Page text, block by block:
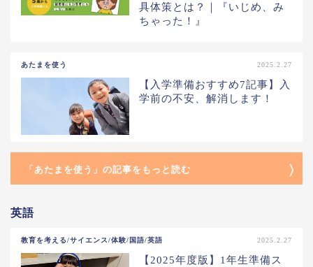
具体策とは？｜『いじめ、み
ちゃった！』
あたまを使う 2025.2.27
【入学準備おすすめ7記事】入
学前の不安、解消します！
「あたまを使う」の記事をもっと読む
英語
教育を考える/サイエンス/体験/国語/英語 2025.2.27
【2025年度版】1年生準備ス